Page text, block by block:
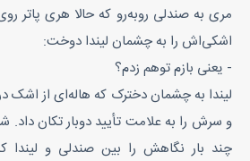
مری به صندلی روبه‌رو که حالا هری‌ پاتر
اشکی‌اش را به چشمان لیندا دوخت:
- یعنی بازم توهم زدم؟
لیندا به چشمان دخترک که هاله‌ای از اشک
و سرش را به علامت تأیید دوبار تکان
چند بار نگاهش را بین صندلی و لیندا